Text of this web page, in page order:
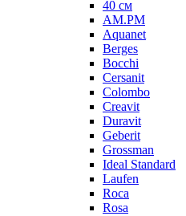
40 см
AM.PM
Aquanet
Berges
Bocchi
Cersanit
Colombo
Creavit
Duravit
Geberit
Grossman
Ideal Standard
Laufen
Roca
Rosa